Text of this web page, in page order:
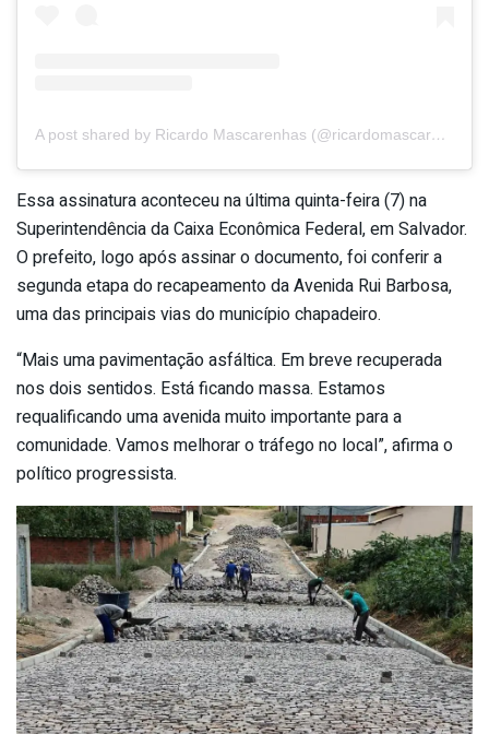
A post shared by Ricardo Mascarenhas (@ricardomascarenhasoficial)
Essa assinatura aconteceu na última quinta-feira (7) na
Superintendência da Caixa Econômica Federal, em Salvador.
O prefeito, logo após assinar o documento, foi conferir a
segunda etapa do recapeamento da Avenida Rui Barbosa,
uma das principais vias do município chapadeiro.
“Mais uma pavimentação asfáltica. Em breve recuperada
nos dois sentidos. Está ficando massa. Estamos
requalificando uma avenida muito importante para a
comunidade. Vamos melhorar o tráfego no local”, afirma o
político progressista.